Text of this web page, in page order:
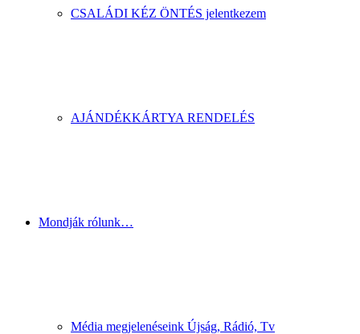
CSALÁDI KÉZ ÖNTÉS jelentkezem
AJÁNDÉKKÁRTYA RENDELÉS
Mondják rólunk…
Média megjelenéseink Újság, Rádió, Tv